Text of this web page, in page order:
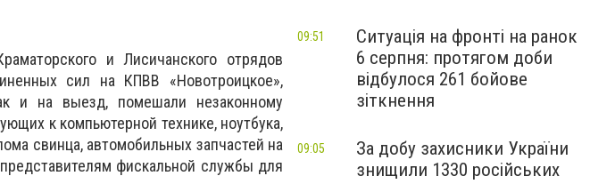
и Лисичанского отрядов
сил на КПВВ «Новотроицкое»,
и на выезд, помешали незаконному
к компьютерной технике, ноутбука,
свинца, автомобильных запчастей на
фискальной службы для
Ситуація на фронті на ранок
6 серпня: протягом доби
відбулося 261 бойове
зіткнення
09:51
За добу захисники України
знищили 1330 російських
09:05